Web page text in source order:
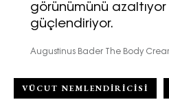
görünümünü
güçlendiriyor.
Augustinus Bader The Body
VÜCUT NEMLENDIRICISI